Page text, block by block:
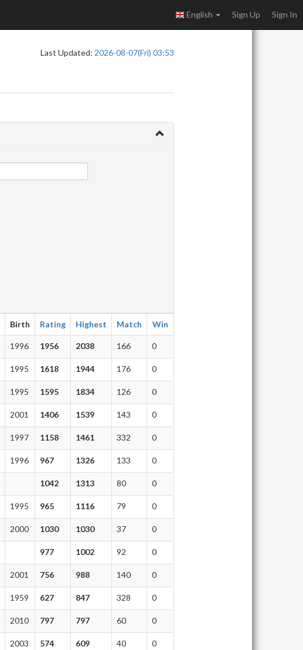
English Sign Up Sign In
Last Updated: 2026-08-07(Fri) 03:53
Birth Rating Highest Match Win
1996 1956 2038 166 0
1995 1618 1944 176 0
1995 1595 1834 126 0
2001 1406 1539 143 0
1997 1158 1461 332 0
1996 967 1326 133 0
1042 1313 80 0
1995 965 1116 79 0
2000 1030 1030 37 0
977 1002 92 0
2001 756 988 140 0
1959 627 847 328 0
2010 797 797 60 0
2003 574 609 40 0